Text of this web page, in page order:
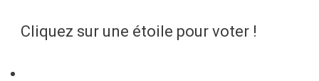
Cliquez sur une étoile pour voter !